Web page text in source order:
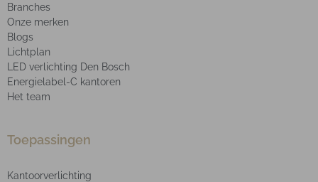
Branches
Onze merken
Blogs
Lichtplan
LED verlichting Den Bosch
Energielabel-C kantoren
Het team
Toepassingen
Kantoorverlichting